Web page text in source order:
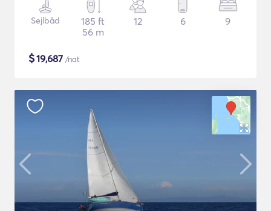
Sejlbåd
185 ft
56 m
12 6 9
$19,687 /nat